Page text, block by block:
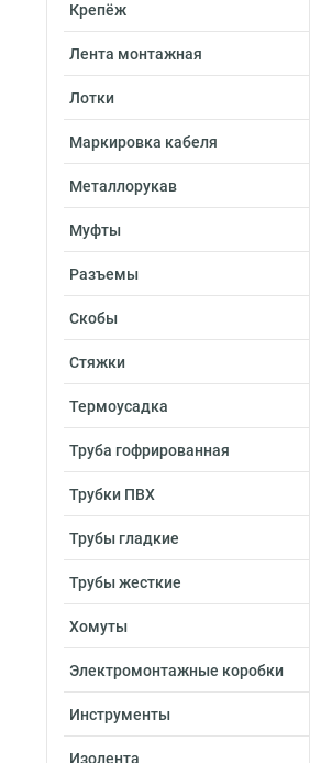
Крепёж
Лента монтажная
Лотки
Маркировка кабеля
Металлорукав
Муфты
Разъемы
Скобы
Стяжки
Термоусадка
Труба гофрированная
Трубки ПВХ
Трубы гладкие
Трубы жесткие
Хомуты
Электромонтажные коробки
Инструменты
Изолента